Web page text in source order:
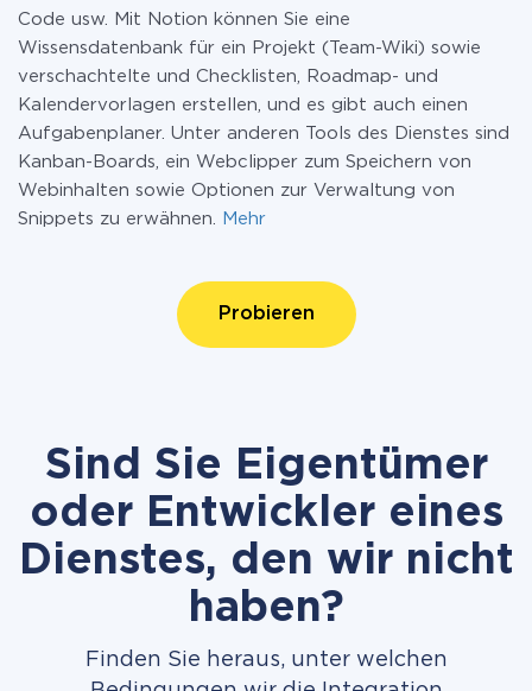
Code usw. Mit Notion können Sie eine
Wissensdatenbank für ein Projekt (Team-Wiki) sowie
verschachtelte und Checklisten, Roadmap- und
Kalendervorlagen erstellen, und es gibt auch einen
Aufgabenplaner. Unter anderen Tools des Dienstes sind
Kanban-Boards, ein Webclipper zum Speichern von
Webinhalten sowie Optionen zur Verwaltung von
Snippets zu erwähnen.
Mehr
Probieren
Sind Sie Eigentümer
oder Entwickler eines
Dienstes, den wir nicht
haben?
Finden Sie heraus, unter welchen